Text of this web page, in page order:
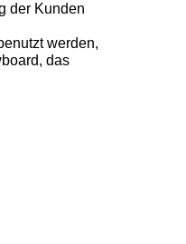
der Kunden
werden,
das